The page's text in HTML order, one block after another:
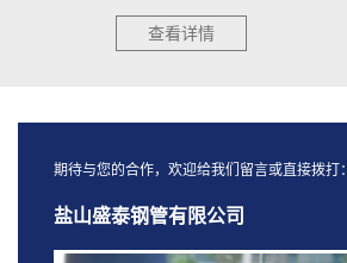
查看详情
期待与您的合作，欢迎给我们留言或直接拨打：
盐山盛泰钢管有限公司